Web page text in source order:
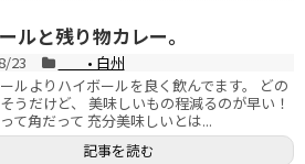
ルと残り物カレー。
23
• 白州
ルよりハイボールを良く飲んでます。 どの
うだけど、 美味しいもの程減るのが早い！
て角だって 充分美味しいとは...
記事を読む